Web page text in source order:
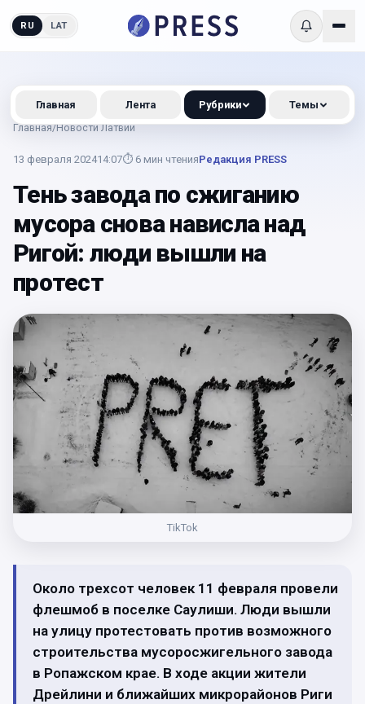
RU LAT
Главная/Новости Латвии
13 февраля 202414:07⏱ 6 мин чтенияРедакция PRESS
Тень завода по сжиганию
мусора снова нависла над
Ригой: люди вышли на
протест
TikTok
Около трехсот человек 11 февраля провели
флешмоб в поселке Саулиши. Люди вышли
на улицу протестовать против возможного
строительства мусоросжигельного завода
в Ропажском крае. В ходе акции жители
Дрейлини и ближайших микрорайонов Риги
Главная Лента Рубрики Темы